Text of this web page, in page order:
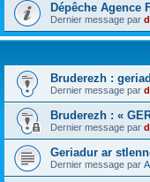
Dépêche Agence
Dernier message par
Bruderezh :
Dernier message par
Bruderezh : «
Dernier message par
Geriadur ar
Dernier message par